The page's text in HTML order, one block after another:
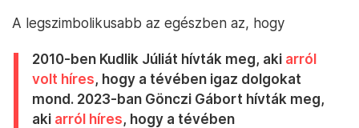
A legszimbolikusabb az egészben az, hogy
2010-ben Kudlik Júliát hívták meg, aki arról
volt híres, hogy a tévében igaz dolgokat
mond. 2023-ban Gönczi Gábort hívták meg,
aki arról híres, hogy a tévében